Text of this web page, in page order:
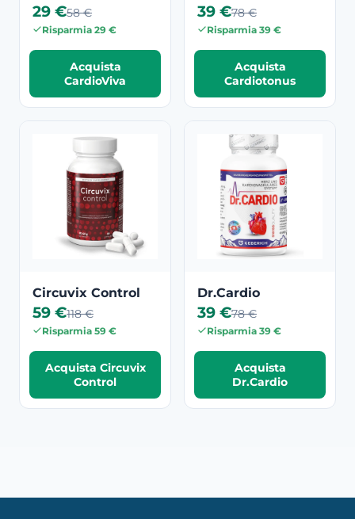
29 €58 €
Risparmia 29 €
Acquista
CardioViva
39 €78 €
Risparmia 39 €
Acquista
Cardiotonus
Circuvix Control
59 €118 €
Risparmia 59 €
Acquista Circuvix
Control
Dr.Cardio
39 €78 €
Risparmia 39 €
Acquista
Dr.Cardio